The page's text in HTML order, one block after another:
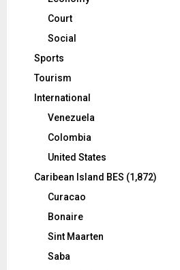
Court
Social
Sports
Tourism
International
Venezuela
Colombia
United States
Caribean Island BES (1,872)
Curacao
Bonaire
Sint Maarten
Saba